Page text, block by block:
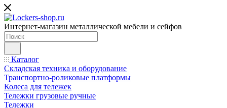
Интернет-магазин металлической мебели и сейфов
Каталог
Складская техника и оборудование
Транспортно-роликовые платформы
Колеса для тележек
Тележки грузовые ручные
Тележки